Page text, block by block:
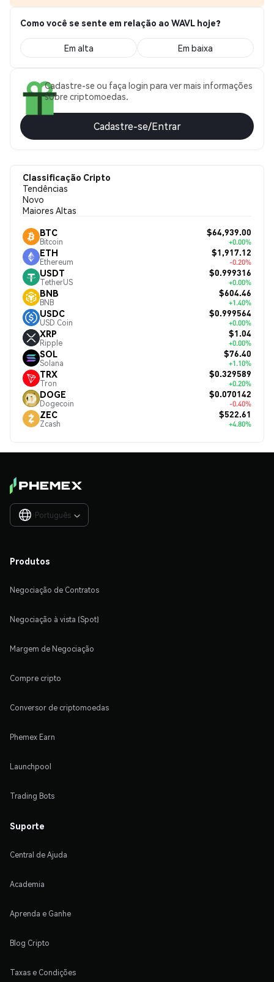
Como você se sente em relação ao WAVL hoje?
Em alta Em baixa
Cadastre-se ou faça login para ver mais informações
sobre criptomoedas.
Cadastre-se/Entrar
Classificação Cripto
Tendências
Novo
Maiores Altas
BTC
Bitcoin
$64,939.00
+0.00%
ETH
Ethereum
$1,917.12
-0.20%
USDT
TetherUS
$0.999316
+0.00%
BNB
BNB
$604.46
+1.40%
USDC
USD Coin
$0.999564
+0.00%
XRP
Ripple
$1.04
+0.00%
SOL
Solana
$76.40
+1.10%
TRX
Tron
$0.329589
+0.20%
DOGE
Dogecoin
$0.070142
-0.40%
ZEC
Zcash
$522.61
+4.80%
Português 
Produtos
Negociação de Contratos
Negociação à vista (Spot)
Margem de Negociação
Compre cripto
Conversor de criptomoedas
Phemex Earn
Launchpool
Trading Bots
Suporte
Central de Ajuda
Academia
Aprenda e Ganhe
Blog Cripto
Taxas e Condições